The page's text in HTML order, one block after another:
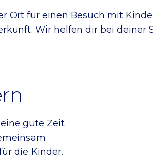
Ort für einen Besuch mit
Wir helfen dir bei deiner
gute Zeit
die Kinder.